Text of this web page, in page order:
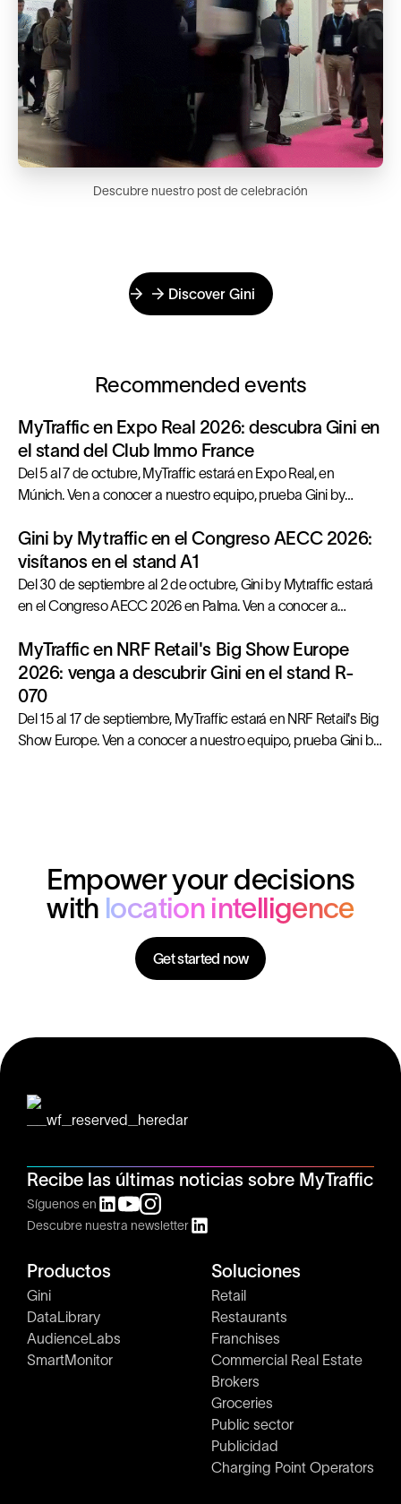
Descubre nuestro post de celebración
Discover Gini
Recommended events
MyTraffic en Expo Real 2026: descubra Gini en
el stand del Club Immo France
Del 5 al 7 de octubre, MyTraffic estará en Expo Real, en
Múnich. Ven a conocer a nuestro equipo, prueba Gini by
próximas decisiones inmobiliarias.
Gini by Mytraffic en el Congreso AECC 2026:
visítanos en el stand A1
Del 30 de septiembre al 2 de octubre, Gini by Mytraffic estará
en el Congreso AECC 2026 en Palma. Ven a conocer a
concretas para tus próximas decisiones de ubicación.
MyTraffic en NRF Retail's Big Show Europe
2026: venga a descubrir Gini en el stand R-
070
Del 15 al 17 de septiembre, MyTraffic estará en NRF Retail's Big
Show Europe. Ven a conocer a nuestro equipo, prueba Gini by
Empower your decisions
with location intelligence
Get started now
Recibe las últimas noticias sobre MyTraffic
Síguenos en
Descubre nuestra newsletter
Productos
Gini
DataLibrary
AudienceLabs
SmartMonitor
Soluciones
Retail
Restaurants
Franchises
Commercial Real Estate
Brokers
Groceries
Public sector
Publicidad
Charging Point Operators